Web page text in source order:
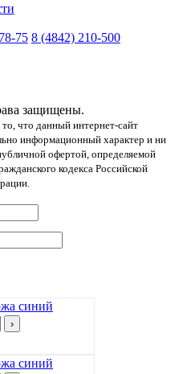
75 8 (4842) 210-500
защищены.
что данный интернет-сайт
информационный характер и ни
офертой, определяемой
кодекса Российской
синий
›
синий